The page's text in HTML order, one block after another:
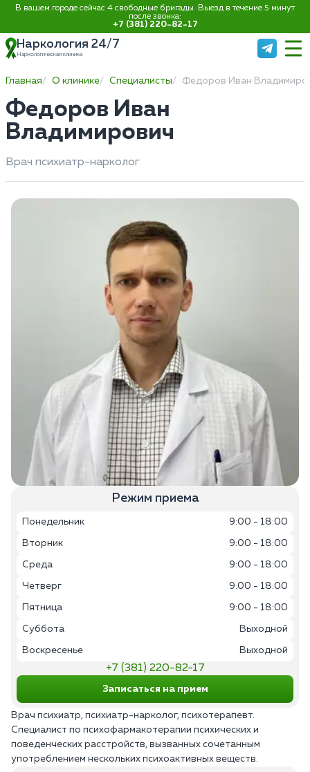
В вашем городе сейчас 4 свободные бригады. Выезд в течение 5 минут
после звонка:
+7 (381) 220-82-17
Наркология 24/7
Наркологическая клиника
Главная О клинике Специалисты Федоров Иван
Федоров Иван
Владимирович
Врач психиатр-нарколог
Режим приема
Понедельник 9:00 - 18:00
Вторник 9:00 - 18:00
Среда 9:00 - 18:00
Четверг 9:00 - 18:00
Пятница 9:00 - 18:00
Суббота Выходной
Воскресенье Выходной
+7 (381) 220-82-17
Записаться на прием
Врач психиатр, психиатр-нарколог, психотерапевт.
Специалист по психофармакотерапии психических и
поведенческих расстройств, вызванных сочетанным
употреблением нескольких психоактивных веществ.